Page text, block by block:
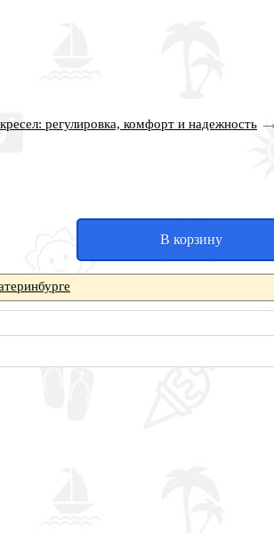
регулировка, комфорт и надежность
В корзину